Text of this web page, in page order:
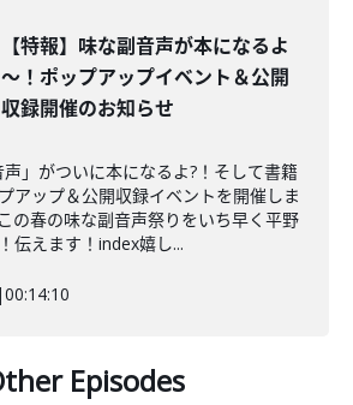
【特報】味な副音声が本になるよ
～！ポップアップイベント＆公開
収録開催のお知らせ
」がついに本になるよ?！そして書籍
アップ＆公開収録イベントを開催しま
の春の味な副音声祭りをいち早く平野
伝えます！index嬉し...
|00:14:10
Episodes